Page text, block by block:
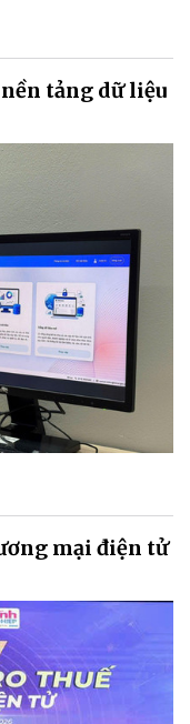
tảng dữ liệu
mại điện tử